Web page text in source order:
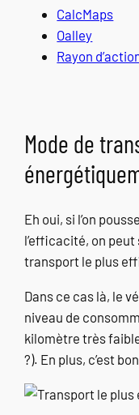
CalcMaps
Oalley
Rayon
Mode de
Eh oui, si l’on
l’efficacité, on
transport le plus
Dans ce cas là, le
niveau de
kilomètre très
?). En plus, c’est